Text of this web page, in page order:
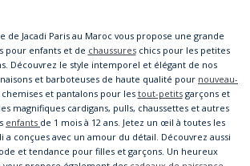
de Jacadi Paris au Maroc vous propose une grande
pour enfants et de chaussureschics pour les petites
Découvrez le style intemporel et élégant de nos
et barboteuses de haute qualité pour nouveau-
et pantalons pour les tout-petitsgarçons et
magnifiques cardigans, pulls, chaussettes et autres
enfants de 1 mois à 12 ans. Jetez un œil à toutes les
a conçues avec un amour du détail. Découvrez aussi
et tendance pour filles et garçons. Un heureux